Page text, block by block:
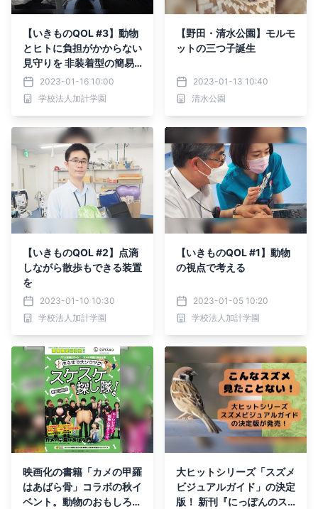
【いきものQOL #3】動物
とヒトに負担がかからない
見守りを 非装着型の簡易
式バイタル計測システム
2023-01-16 10:00
学校法人加計学園
【野田・清水公園】モルモ
ットの三つ子誕生
2023-01-13 10:40
清水公園
【いきものQOL #2】点滴
しながら散歩もできる装置
を
2023-01-10 10:30
学校法人加計学園
【いきものQOL #1】動物
の視点で考える
2023-01-05 10:20
学校法人加計学園
映画化の書籍「カメの甲羅
はあばら骨」コラボの秋イ
ベント。動物のおもしろ知
大ヒットシリーズ「スズメ
ビジュアルガイド」の決定
版！ 新刊『にっぽんのス